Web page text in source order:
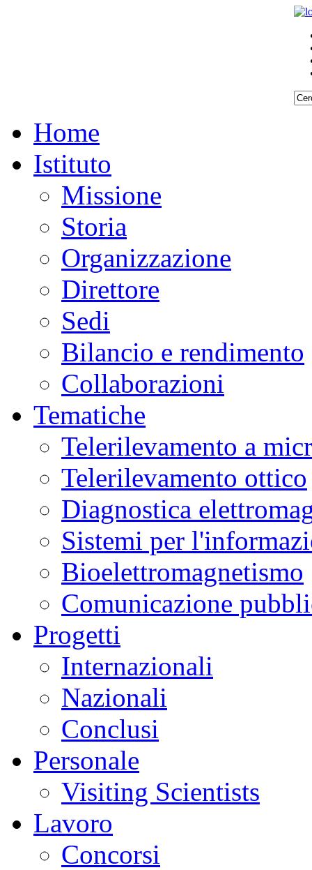
Home
Istituto
Missione
Storia
Organizzazione
Direttore
Sedi
Bilancio e rendimento
Collaborazioni
Tematiche
Telerilevamento a
Telerilevamento ottico
Diagnostica
Sistemi per
Bioelettromagnetismo
Comunicazione
Progetti
Internazionali
Nazionali
Conclusi
Personale
Visiting Scientists
Lavoro
Concorsi